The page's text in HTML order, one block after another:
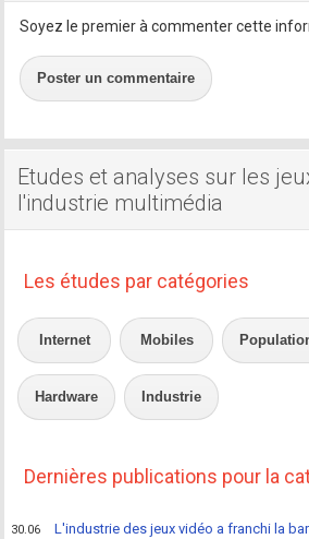
Soyez le premier à commenter cette
Poster un commentaire
Etudes et analyses sur les
l'industrie multimédia
Les études par catégories
Internet Mobiles
Hardware Industrie
Dernières publications pour la
30.06
L'industrie des jeux vidéo a franchi la